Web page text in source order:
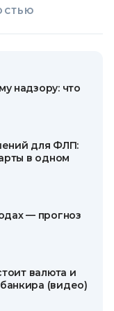
надзору: что
для ФЛП:
в одном
— прогноз
валюта и
(видео)